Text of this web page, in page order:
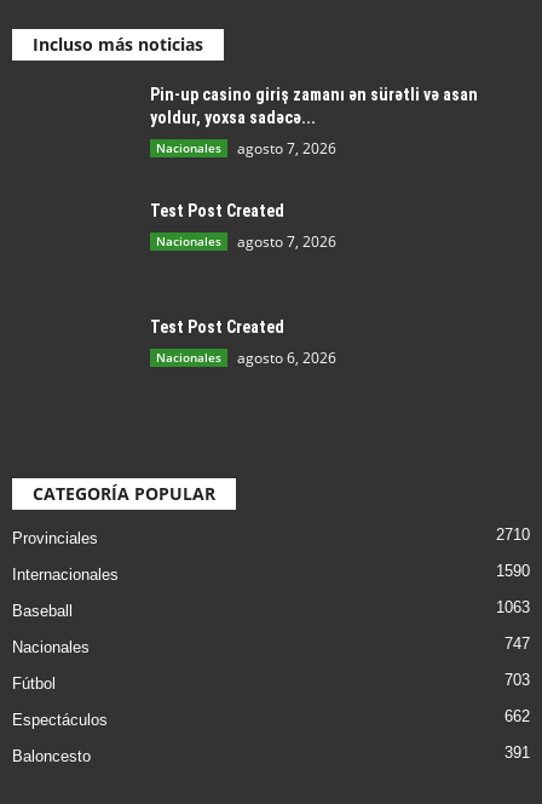
Incluso más noticias
Pin-up casino giriş zamanı ən sürətli və asan
yoldur, yoxsa sadəcə...
Nacionales agosto 7, 2026
Test Post Created
Nacionales agosto 7, 2026
Test Post Created
Nacionales agosto 6, 2026
CATEGORÍA POPULAR
Provinciales 2710
Internacionales 1590
Baseball 1063
Nacionales 747
Fútbol 703
Espectáculos 662
Baloncesto 391